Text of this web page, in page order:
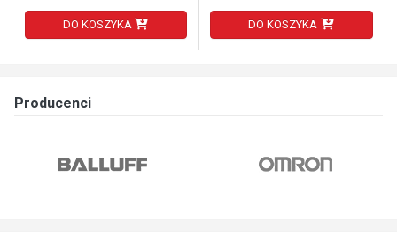
DO KOSZYKA DO KOSZYKA
Producenci